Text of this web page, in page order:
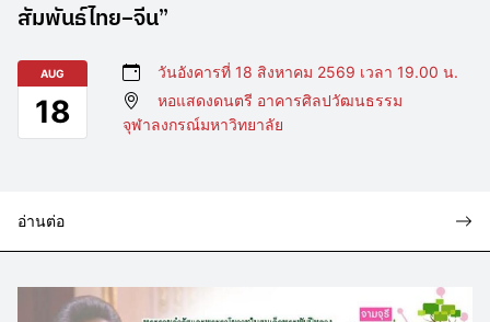
สัมพันธ์ไทย–จีน”
AUG
18
วันอังคารที่ 18 สิงหาคม 2569 เวลา 19.00 น.
หอแสดงดนตรี อาคารศิลปวัฒนธรรม
จุฬาลงกรณ์มหาวิทยาลัย
อ่านต่อ